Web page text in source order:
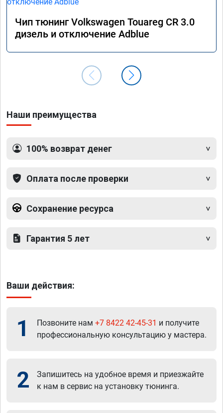
Чип тюнинг Volkswagen Touareg CR 3.0
дизель и отключение Adblue
Наши преимущества
100% возврат денег
Оплата после проверки
Сохранение ресурса
Гарантия 5 лет
Ваши действия:
1 Позвоните нам +7 8422 42-45-31 и получите
профессиональную консультацию у мастера.
2
Запишитесь на удобное время и приезжайте
к нам в сервис на установку тюнинга.